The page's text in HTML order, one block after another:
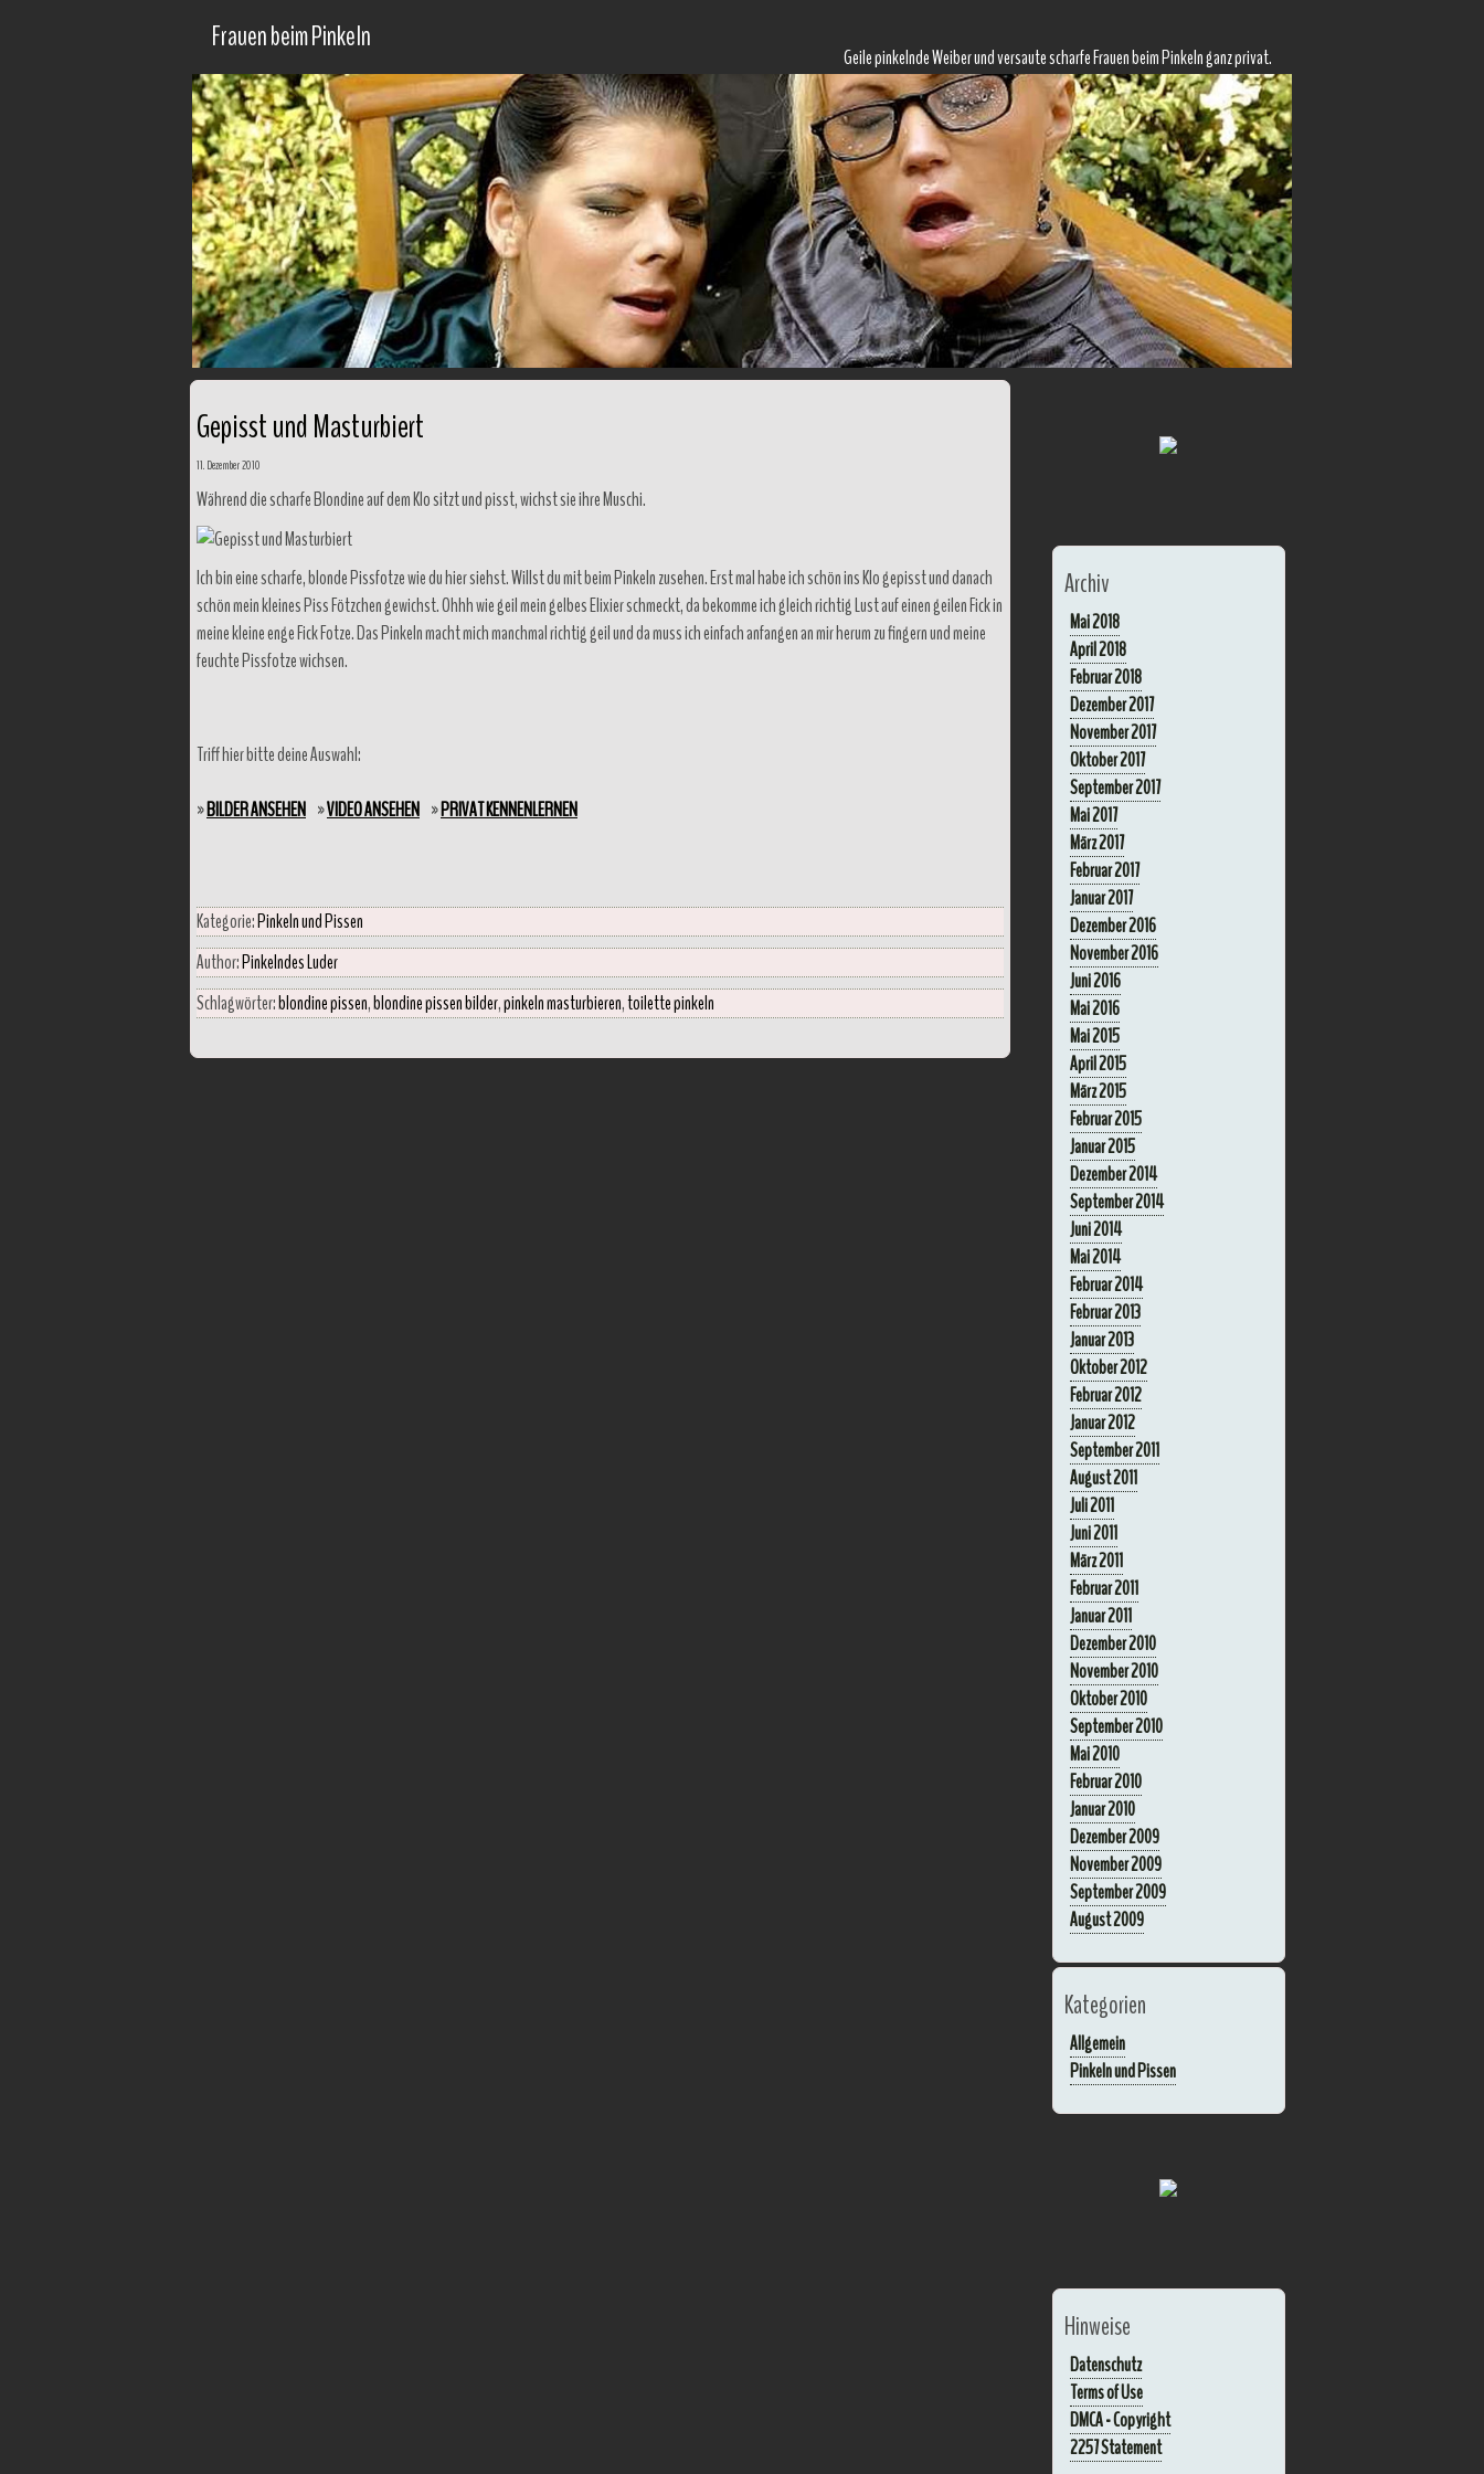
Frauen beim Pinkeln
Geile pinkelnde Weiber und versaute scharfe Frauen beim Pinkeln ganz privat.
Gepisst und Masturbiert
11. Dezember 2010
Während die scharfe Blondine auf dem Klo sitzt und pisst, wichst sie ihre Muschi.
Ich bin eine scharfe, blonde Pissfotze wie du hier siehst. Willst du mit beim Pinkeln zusehen. Erst mal habe ich schön ins Klo gepisst und danach
schön mein kleines Piss Fötzchen gewichst. Ohhh wie geil mein gelbes Elixier schmeckt, da bekomme ich gleich richtig Lust auf einen geilen Fick in
meine kleine enge Fick Fotze. Das Pinkeln macht mich manchmal richtig geil und da muss ich einfach anfangen an mir herum zu fingern und meine
feuchte Pissfotze wichsen.
Triff hier bitte deine Auswahl:
»BILDER ANSEHEN »VIDEO ANSEHEN »PRIVAT KENNENLERNEN
Kategorie:Pinkeln und Pissen
Author:Pinkelndes Luder
Schlagwörter:blondine pissen,blondine pissen bilder,pinkeln masturbieren,toilette pinkeln
Archiv
Mai 2018
April 2018
Februar 2018
Dezember 2017
November 2017
Oktober 2017
September 2017
Mai 2017
März 2017
Februar 2017
Januar 2017
Dezember 2016
November 2016
Juni 2016
Mai 2016
Mai 2015
April 2015
März 2015
Februar 2015
Januar 2015
Dezember 2014
September 2014
Juni 2014
Mai 2014
Februar 2014
Februar 2013
Januar 2013
Oktober 2012
Februar 2012
Januar 2012
September 2011
August 2011
Juli 2011
Juni 2011
März 2011
Februar 2011
Januar 2011
Dezember 2010
November 2010
Oktober 2010
September 2010
Mai 2010
Februar 2010
Januar 2010
Dezember 2009
November 2009
September 2009
August 2009
Kategorien
Allgemein
Pinkeln und Pissen
Hinweise
Datenschutz
Terms of Use
DMCA - Copyright
2257 Statement